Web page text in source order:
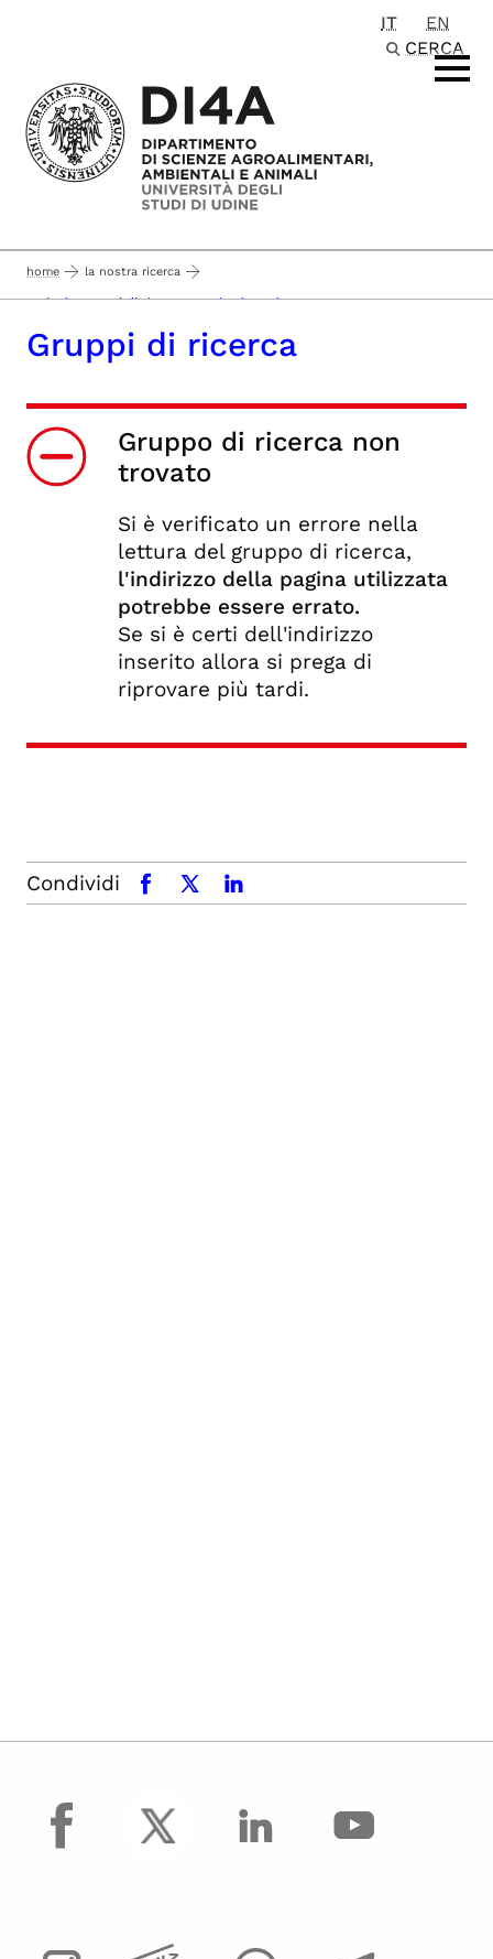
IT
EN
CERCA
home la nostra ricerca
sezioni e gruppi di ricerca - pagina in aggiornamento -
Gruppi di ricerca
Gruppo di ricerca non
trovato
Si è verificato un errore nella
lettura del gruppo di ricerca,
l'indirizzo della pagina utilizzata
potrebbe essere errato.
Se si è certi dell'indirizzo
inserito allora si prega di
riprovare più tardi.
Condividi facebookx.comlinkedin
facebook